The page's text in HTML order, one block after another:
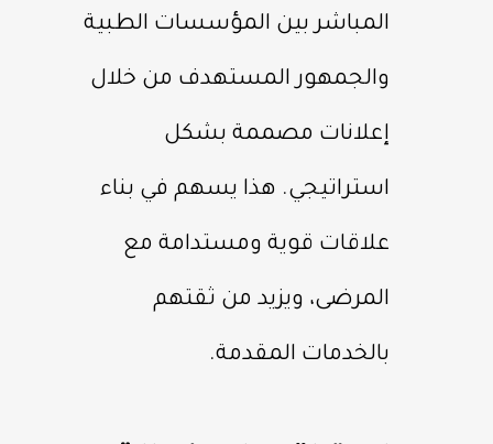
المباشر بين المؤسسات الطبية
والجمهور المستهدف من خلال
إعلانات مصممة بشكل
استراتيجي. هذا يسهم في بناء
علاقات قوية ومستدامة مع
المرضى، ويزيد من ثقتهم
بالخدمات المقدمة.